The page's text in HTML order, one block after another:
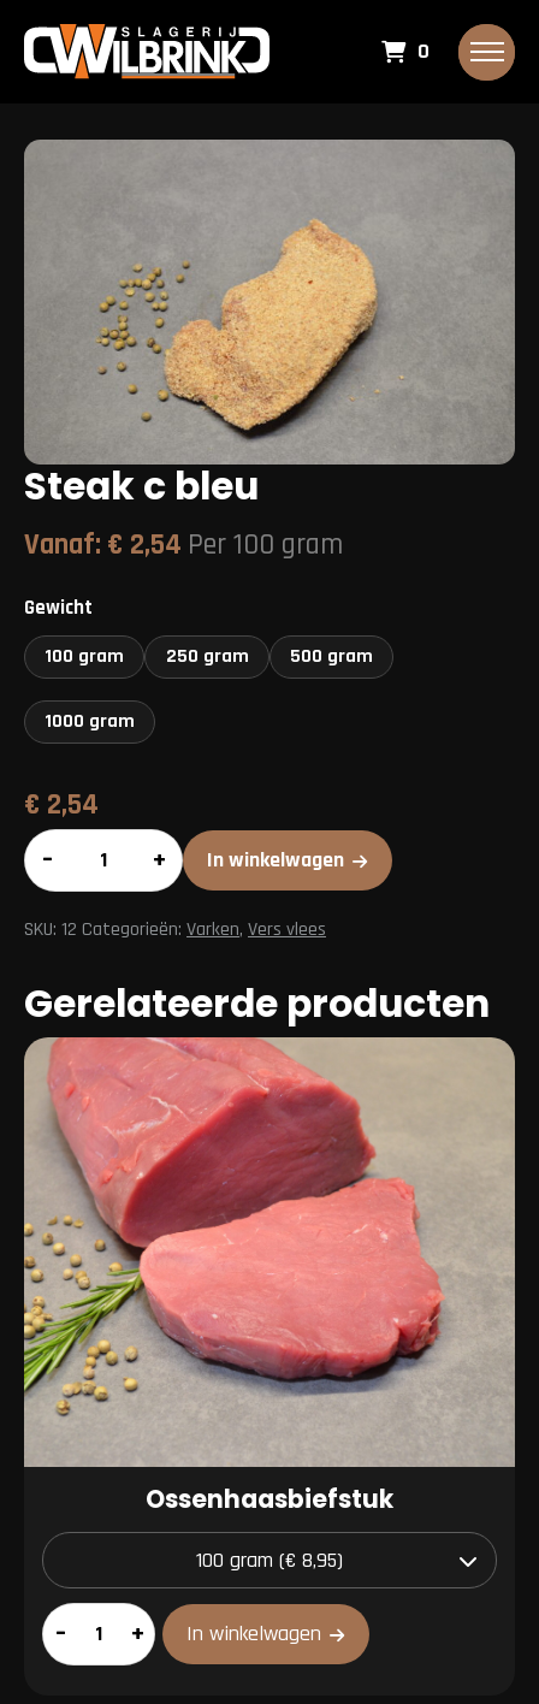
0
Steak c bleu
Vanaf: € 2,54 Per 100 gram
Gewicht
100 gram 250 gram 500 gram
1000 gram
€ 2,54
Steak
c
bleu
– + In winkelwagen
SKU: 12 Categorieën: Varken, Vers vlees
Gerelateerde producten
Ossenhaasbiefstuk
Ossenhaasbiefstuk
aantal
– + In winkelwagen